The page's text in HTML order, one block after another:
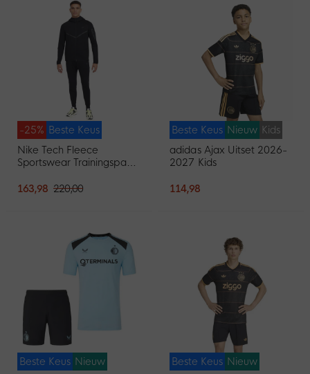
Beste Keus
-25%
Nike Tech Fleece
Sportswear Trainingspak
163,98 220,00
Beste Keus Nieuw Kids
adidas Ajax Uitset 2026-
2027 Kids
114,98
Beste Keus Nieuw
Beste Keus Nieuw